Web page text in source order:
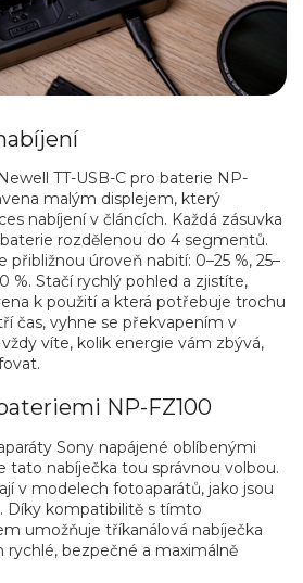
TT-USB-C pro baterie NP-
malým displejem, který
nabíjení v článcích. Každá zásuvka
rozdělenou do 4 segmentů.
přibližnou úroveň nabití: 0–25 %, 25–
%. Stačí rychlý pohled a zjistíte,
k použití a která potřebuje trochu
čas, vyhne se překvapením v
víte, kolik energie vám zbývá,
NP-FZ100
Sony napájené oblíbenými
tato nabíječka tou správnou volbou.
v modelech fotoaparátů, jako jsou
Díky kompatibilitě s tímto
umožňuje tříkanálová nabíječka
rychlé, bezpečné a maximálně